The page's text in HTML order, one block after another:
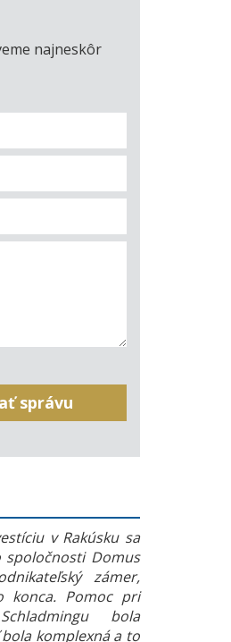
najneskôr
v Rakúsku sa
spoločnosti Domus
zámer,
konca. Pomoc pri
bola
komplexná a to